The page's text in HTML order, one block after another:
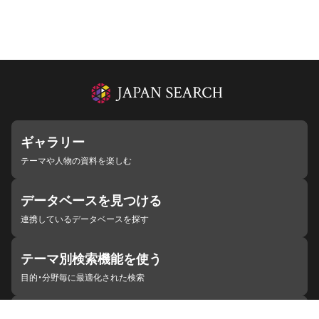
ギャラリー
テーマや人物の資料を楽しむ
データベースを見つける
連携しているデータベースを探す
テーマ別検索機能を使う
目的・分野毎に最適化された検索